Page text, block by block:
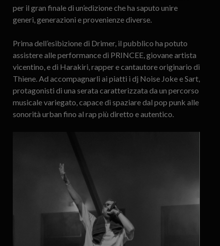
per il gran finale di un’edizione che ha saputo unire
generi, generazioni e provenienze diverse.
Prima dell’esibizione di Drimer, il pubblico ha potuto
assistere alle performance di PRINCEE, giovane artista
vicentino, e di Harakiri, rapper e cantautore originario di
Thiene. Ad accompagnarli ai piatti i dj Noise Joke e Sart,
protagonisti di una serata caratterizzata da un percorso
musicale variegato, capace di spaziare dal pop punk alle
sonorità urban fino al rap più diretto e autentico.